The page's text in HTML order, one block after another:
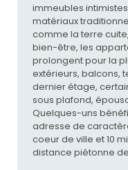
immeubles
matériaux
comme la terre
bien-être, les
prolongent pour la
extérieurs, balcons,
dernier étage,
sous plafond,
Quelques-uns
adresse de
coeur de ville et 10
distance piétonne